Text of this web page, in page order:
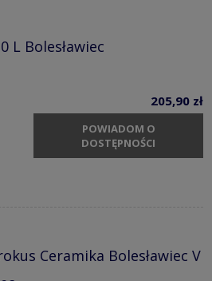
L Bolesławiec
205,90 zł
POWIADOM O
DOSTĘPNOŚCI
Ceramika Bolesławiec V